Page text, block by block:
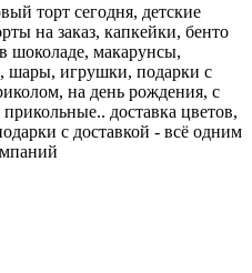
торт сегодня, детские
на заказ, капкейки, бенто
шоколаде, макарунсы,
шары, игрушки, подарки с
на день рождения, с
доставка цветов,
с доставкой - всё одним